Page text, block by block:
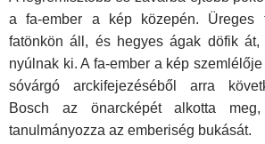
a fa-ember a kép közepén. Üreges
fatönkön áll, és hegyes ágak döfik át,
nyúlnak ki. A fa-ember a kép
sóvárgó arckifejezéséből arra
Bosch az önarcképét alkotta
tanulmányozza az emberiség bukását.